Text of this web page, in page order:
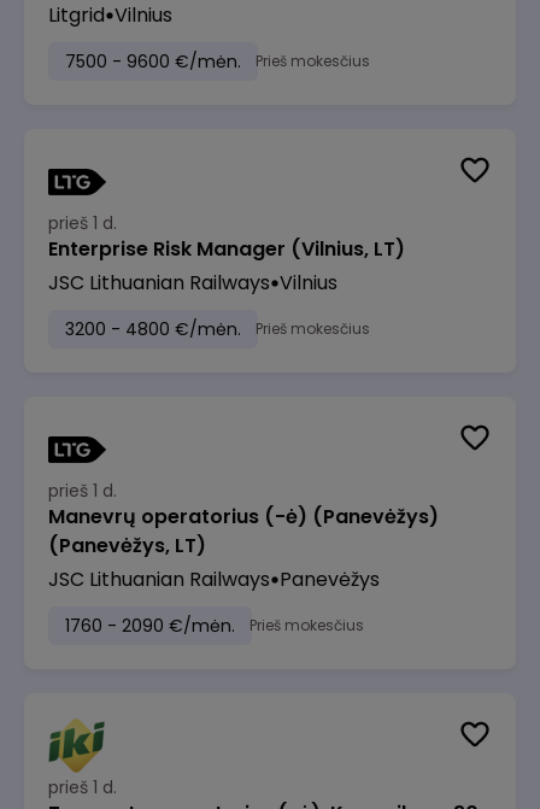
Litgrid Vilnius
7500 - 9600 €/mėn. Prieš mokesčius
prieš 1 d.
Enterprise Risk Manager (Vilnius, LT)
JSC Lithuanian Railways Vilnius
3200 - 4800 €/mėn. Prieš mokesčius
prieš 1 d.
Manevrų operatorius (-ė) (Panevėžys)
(Panevėžys, LT)
JSC Lithuanian Railways Panevėžys
1760 - 2090 €/mėn. Prieš mokesčius
prieš 1 d.